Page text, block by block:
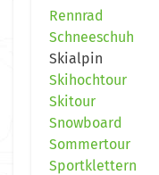
Rennrad
Schneeschuh
Skialpin
Skihochtour
Skitour
Snowboard
Sommertour
Sportklettern